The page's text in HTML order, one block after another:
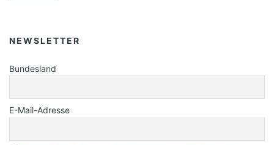
NEWSLETTER
Bundesland
E-Mail-Adresse